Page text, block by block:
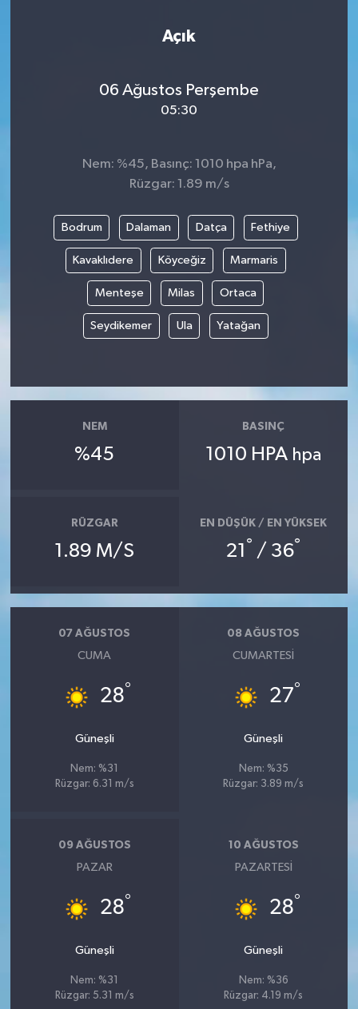
Açık
06 Ağustos Perşembe
05:30
Nem: %45, Basınç: 1010 hpa hPa,
Rüzgar: 1.89 m/s
Bodrum Dalaman Datça Fethiye
Kavaklıdere Köyceğiz Marmaris
Menteşe Milas Ortaca
Seydikemer Ula Yatağan
NEM
%45
BASINÇ
1010 HPA hpa
RÜZGAR
1.89 M/S
EN DÜŞÜK / EN YÜKSEK
21 ° / 36°
07 AĞUSTOS
CUMA
28°
Güneşli
Nem: %31
Rüzgar: 6.31 m/s
08 AĞUSTOS
CUMARTESI
27°
Güneşli
Nem: %35
Rüzgar: 3.89 m/s
09 AĞUSTOS
PAZAR
28°
Güneşli
Nem: %31
Rüzgar: 5.31 m/s
10 AĞUSTOS
PAZARTESI
28°
Güneşli
Nem: %36
Rüzgar: 4.19 m/s